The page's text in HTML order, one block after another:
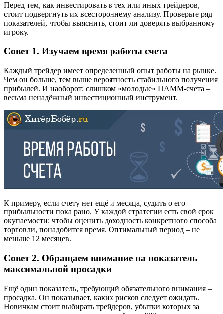
Перед тем, как инвестировать в тех или иных трейдеров,
стоит подвергнуть их всестороннему анализу. Проверьте ряд
показателей, чтобы выяснить, стоит ли доверять выбранному
игроку.
Совет 1. Изучаем время работы счета
Каждый трейдер имеет определенный опыт работы на рынке.
Чем он больше, тем выше вероятность стабильного получения
прибылей. И наоборот: слишком «молодые» ПАММ-счета –
весьма ненадёжный инвестиционный инструмент.
К примеру, если счету нет ещё и месяца, судить о его
прибыльности пока рано. У каждой стратегии есть свой срок
окупаемости: чтобы оценить доходность конкретного способа
торговли, понадобится время. Оптимальный период – не
меньше 12 месяцев.
Совет 2. Обращаем внимание на показатель
максимальной просадки
Ещё один показатель, требующий обязательного внимания –
просадка. Он показывает, каких рисков следует ожидать.
Новичкам стоит выбирать трейдеров, убытки которых за